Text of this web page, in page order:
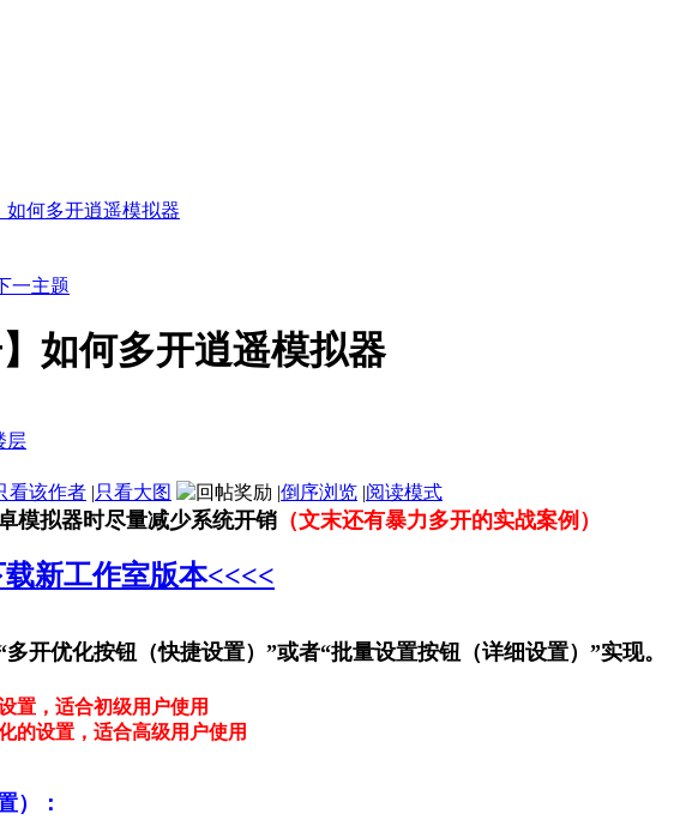
如何多开逍遥模拟器
】如何多开逍遥模拟器
看该作者 |只看大图 |倒序浏览 |阅读模式
模拟器时尽量减少系统开销 （文末还有暴力多开的实战案例）
新工作室版本<<<<
开优化按钮（快捷设置）”或者“批量设置按钮（详细设置）”实现。
置，适合初级用户使用
的设置，适合高级用户使用
）：